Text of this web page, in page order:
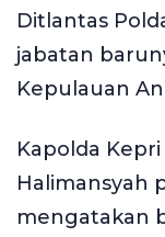
Ditlantas
jabatan
Kepulauan
Kapolda
Halimansyah
mengatakan